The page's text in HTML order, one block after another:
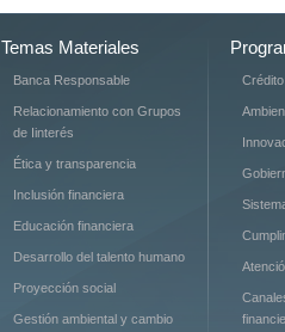
Temas Materiales
Banca Responsable
Relacionamiento con Grupos
de Iinterés
Ética y transparencia
Inclusión financiera
Educación financiera
Desarrollo del talento humano
Proyección social
Gestión ambiental y cambio